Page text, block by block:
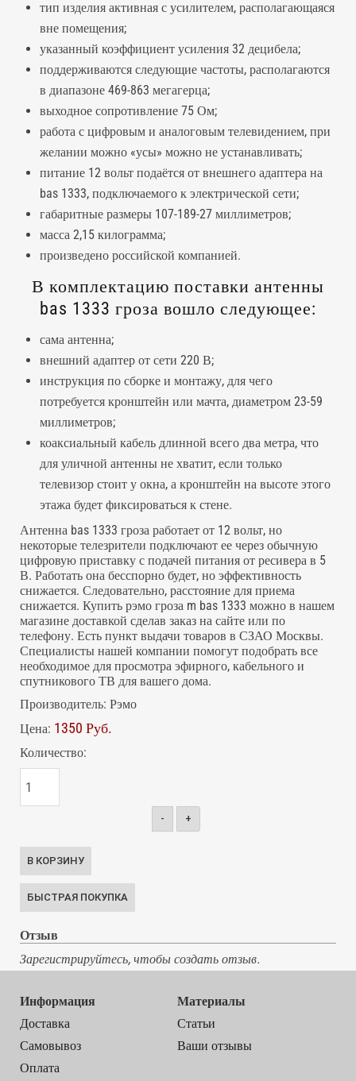
тип изделия активная с усилителем, располагающаяся
вне помещения;
указанный коэффициент усиления 32 децибела;
поддерживаются следующие частоты, располагаются
в диапазоне 469-863 мегагерца;
выходное сопротивление 75 Ом;
работа с цифровым и аналоговым телевидением, при
желании можно «усы» можно не устанавливать;
питание 12 вольт подаётся от внешнего адаптера на
bas 1333, подключаемого к электрической сети;
габаритные размеры 107-189-27 миллиметров;
масса 2,15 килограмма;
произведено российской компанией.
В комплектацию поставки антенны
bas 1333 гроза вошло следующее:
сама антенна;
внешний адаптер от сети 220 В;
инструкция по сборке и монтажу, для чего
потребуется кронштейн или мачта, диаметром 23-59
миллиметров;
коаксиальный кабель длинной всего два метра, что
для уличной антенны не хватит, если только
телевизор стоит у окна, а кронштейн на высоте этого
этажа будет фиксироваться к стене.
Антенна bas 1333 гроза работает от 12 вольт, но
некоторые телезрители подключают ее через обычную
цифровую приставку с подачей питания от ресивера в 5
В. Работать она бесспорно будет, но эффективность
снижается. Следовательно, расстояние для приема
снижается. Купить рэмо гроза m bas 1333 можно в нашем
магазине доставкой сделав заказ на сайте или по
телефону. Есть пункт выдачи товаров в СЗАО Москвы.
Специалисты нашей компании помогут подобрать все
необходимое для просмотра эфирного, кабельного и
спутникового ТВ для вашего дома.
Производитель: Рэмо
Цена: 1350 Руб.
Количество:
- +
Отзыв
Зарегистрируйтесь, чтобы создать отзыв.
Информация
Доставка
Самовывоз
Оплата
Материалы
Статьи
Ваши отзывы